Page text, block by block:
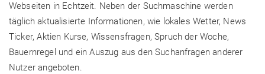
Webseiten in Echtzeit. Neben der Suchmaschine werden
täglich aktualisierte Informationen, wie lokales Wetter, News
Ticker, Aktien Kurse, Wissensfragen, Spruch der Woche,
Bauernregel und ein Auszug aus den Suchanfragen anderer
Nutzer angeboten.